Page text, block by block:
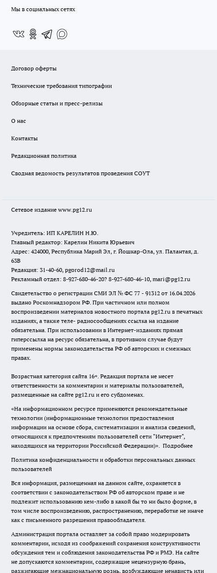
Мы в социальных сетях
Договор оферты
Технические требования типографии
Обзорные статьи и пресс-релизы
О нас
Контакты
Редакционная политика
Сводная ведомость результатов проведения СОУТ
Сетевое издание www.pg12.ru
Учредитель: ИП КАРЕЛИН Н.Ю.
Главный редактор: Карелин Никита Юрьевич
Адрес: 424000, Республика Марий Эл, г. Йошкар-Ола, ул. Палантая, д.
63В
Редакция: 31-40-60, pgorod12@mail.ru
Рекламный отдел: 8-927-680-46-20? 8-927-680-46-10, mari@pg12.ru
Свидетельство о регистрации СМИ ЭЛ № ФС 77 - 91312 от 16.04.2026
выдано Роскомнадзором РФ. При частичном или полном
воспроизведении материалов новостного портала pg12.ru в печатных
изданиях, а также теле- радиосообщениях ссылка на издание
обязательна. При использовании в Интернет-изданиях прямая
гиперссылка на ресурс обязательна, в противном случае будут
применены нормы законодательства РФ об авторских и смежных
правах.
Возрастная категория сайта 16+. Редакция портала не несет
ответственности за комментарии и материалы пользователей,
размещенные на сайте pg12.ru и его субдоменах.
«На информационном ресурсе применяются рекомендательные
технологии (информационные технологии предоставления
информации на основе сбора, систематизации и анализа сведений,
относящихся к предпочтениям пользователей сети "Интернет",
находящихся на территории Российской Федерации)». Подробнее
Политика конфиденциальности и обработки персональных данных
пользователей
Вся информация, размещенная на данном сайте, охраняется в
соответствии с законодательством РФ об авторском праве и не
подлежит использованию кем-либо в какой бы то ни было форме, в
том числе воспроизведению, распространению, переработке не иначе
как с письменного разрешения правообладателя.
Администрация портала оставляет за собой право модерировать
комментарии, исходя из соображений сохранения конструктивности
обсуждения тем и соблюдения законодательства РФ и РМЭ. На сайте
не допускаются комментарии, содержащие нецензурную брань,
разжигающие межнациональную рознь, возбуждающие ненависть или